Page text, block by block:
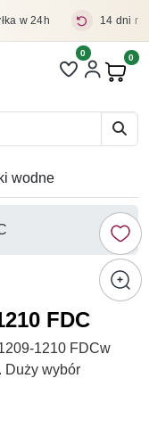
w 24h 14 dni
Liczba pozycji
0 0
wodne
FDC
1210 FDCw
Duży wybór